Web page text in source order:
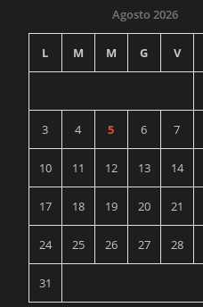
Agosto 2026
L M M G V
3 4 5 6 7
10 11 12 13 14
17 18 19 20 21
24 25 26 27 28
31